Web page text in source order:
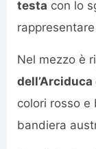
testa con lo
rappresentare
Nel mezzo è
colori rosso e
bandiera